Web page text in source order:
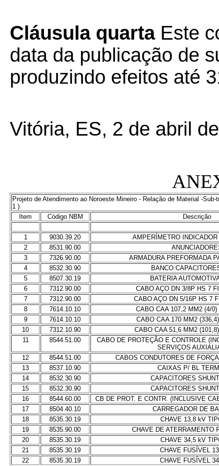
Cláusula quartaEste
data da publicação de
produzindo efeitos até
Vitória, ES, 2 de abril
Projeto de Atendimento ao Noroeste Mineiro - Relação de Material -
1 )
Item
Código NBM Descrição
1 9030.39.20
AMPERÍMETRO
2
8531.90.00
3
7326.90.00
ARMADURA PREFORMADA
4
8532.30.90
BANCO
5
8507.30.19
BATERIA
6
7312.90.00
CABO AÇO DN 3/8P HS 7
7
7312.90.00
CABO AÇO DN 5/16P HS 7
8
7614.10.10
CABO CAA 107,2 MM2 (4/
9
7614.10.10
CABO CAA 170 MM2
10
7312.10.90
CABO CAA 51,6 MM2
11
8544.51.00
CABO DE PROTEÇÃO E CONTROLE
SERVIÇOS
12
8544.51.00
CABOS CONDUTORES DE
13
8537.10.90
CAIXAS P/ BL
14
8532.30.90
CAPACITORES
15
8532.30.90
CAPACITORES
16
8544.60.00
CB DE PROT. E CONTR. (INCLUSIVE
17
8504.40.10
CARREGADOR DE
18
8535.30.19
CHAVE 13,8 kV
19
8535.90.00
CHAVE DE ATERRAMENTO
20
8535.30.19
CHAVE 34,5 kV
21
8535.30.19
CHAVE FUSÍVEL
22
8535.30.19
CHAVE FUSÍVEL